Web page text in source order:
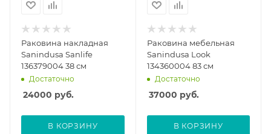
Раковина накладная
Sanindusa Sanlife
136379004 38 см
Достаточно
24000 руб.
В КОРЗИНУ
Раковина мебельная
Sanindusa Look
134360004 83 см
Достаточно
37000 руб.
В КОРЗИНУ